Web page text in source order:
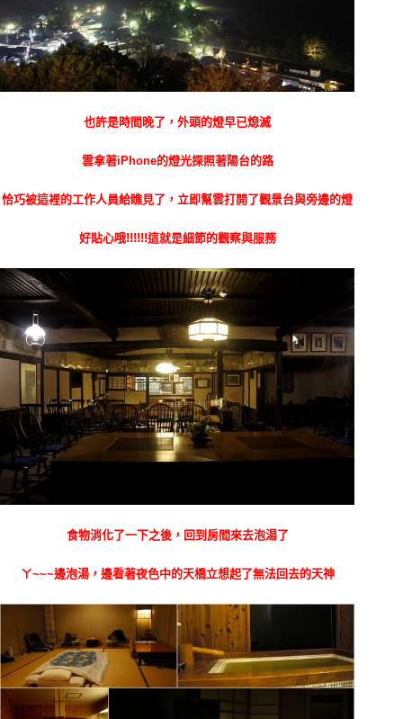
也許是時間晚了，外頭的燈早已熄滅
雲拿著iPhone的燈光探照著陽台的路
恰巧被這裡的工作人員給瞧見了，立即幫雲打開了觀景台與旁邊的燈
好貼心哦!!!!!!這就是細節的觀察與服務
食物消化了一下之後，回到房間來去泡湯了
ㄚ~~~邊泡湯，邊看著夜色中的天橋立想起了無法回去的天神